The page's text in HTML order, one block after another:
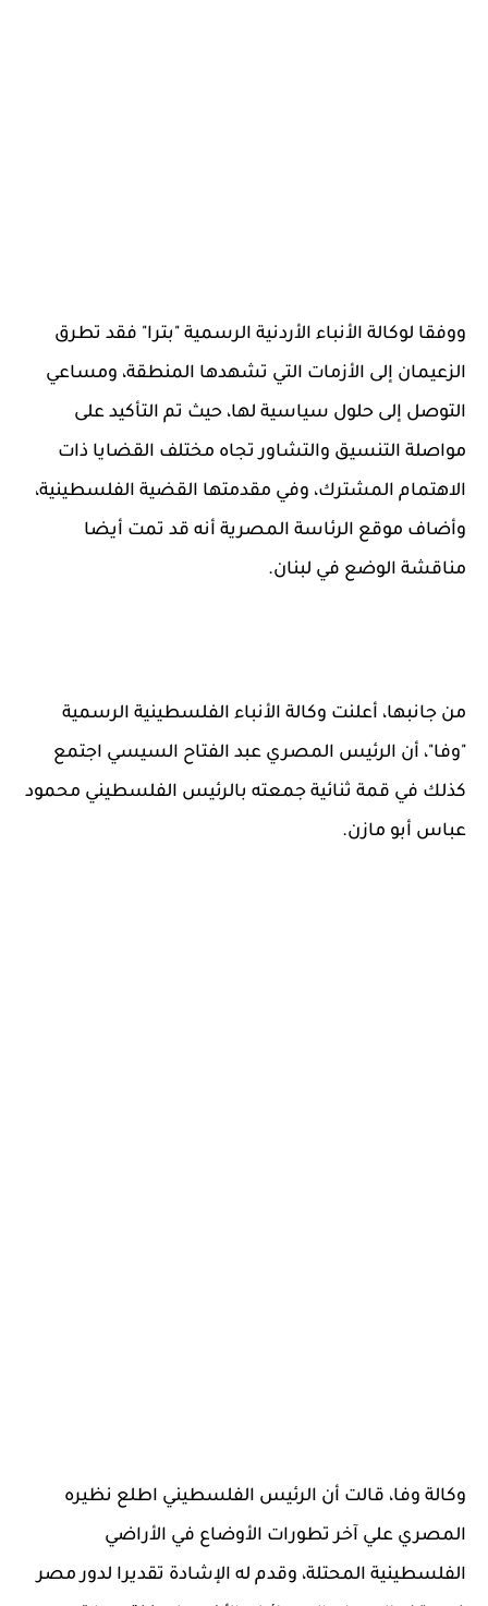
ووفقا لوكالة الأنباء الأردنية الرسمية "بترا" فقد تطرق
الزعيمان إلى الأزمات التي تشهدها المنطقة، ومساعي
التوصل إلى حلول سياسية لها، حيث تم التأكيد على
مواصلة التنسيق والتشاور تجاه مختلف القضايا ذات
الاهتمام المشترك، وفي مقدمتها القضية الفلسطينية،
وأضاف موقع الرئاسة المصرية أنه قد تمت أيضا
مناقشة الوضع في لبنان.
من جانبها، أعلنت وكالة الأنباء الفلسطينية الرسمية
"وفا"، أن الرئيس المصري عبد الفتاح السيسي اجتمع
كذلك في قمة ثنائية جمعته بالرئيس الفلسطيني محمود
عباس أبو مازن.
وكالة وفا، قالت أن الرئيس الفلسطيني اطلع نظيره
المصري علي آخر تطورات الأوضاع في الأراضي
الفلسطينية المحتلة، وقدم له الإشادة تقديرا لدور مصر